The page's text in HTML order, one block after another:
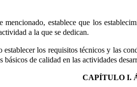
mencionado, establece que los
a la que se dedican.
establecer los requisitos técnicos y las
de calidad en las actividades
CAPÍTULO I.